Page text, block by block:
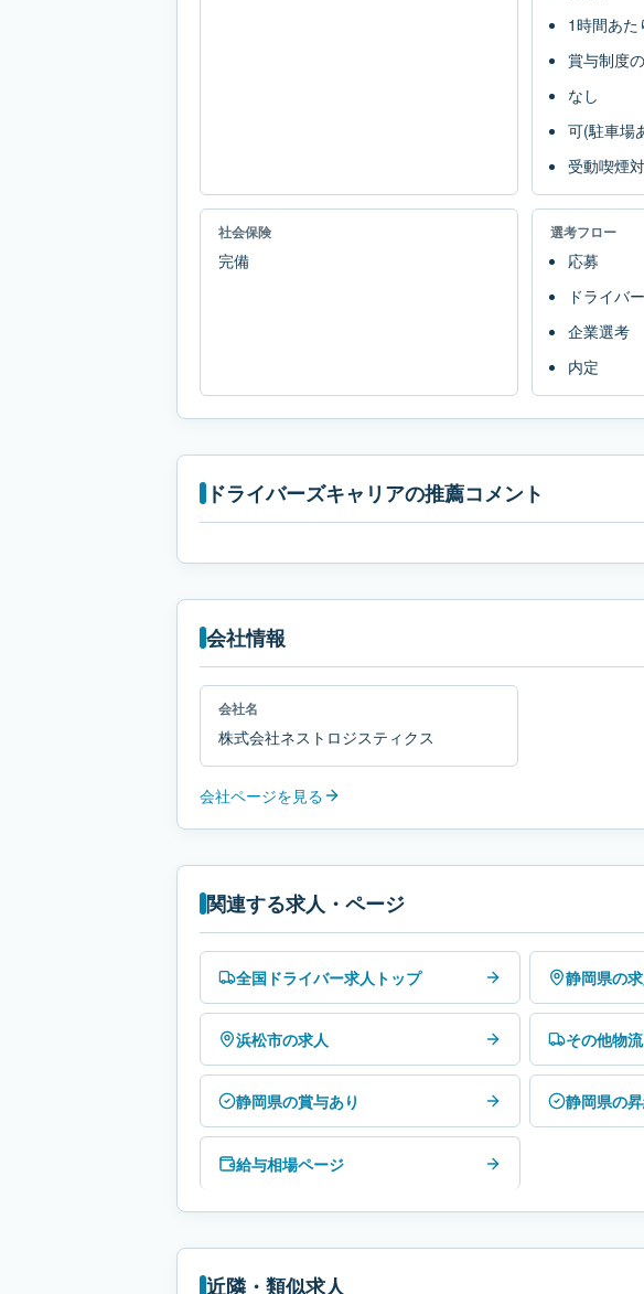
1時間あ
賞与制度
なし
可(駐車場
受動喫煙
社会保険
完備
選考フロー
応募
ドライバ
企業選考
内定
ドライバーズキャリアの推薦コメント
会社情報
会社名
株式会社ネストロジスティクス
会社ページを見る
関連する求人・ページ
全国ドライバー求人トップ 静岡県の
浜松市の求人 その他物
静岡県の賞与あり 静岡県の
給与相場ページ
近隣・類似求人